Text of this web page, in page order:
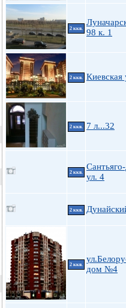
2 ккв.
98 к. 1
2 ккв. Киевская
2 ккв. 7 л...32
2 ккв.
ул. 4
2 ккв.
2 ккв.
дом №4